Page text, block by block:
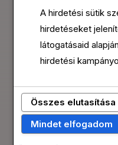
DAN O'CONNOR
Personal Trainer
A hirdetési sütik
hirdetéseket
látogatásaid
hirdetési
Összes elutasítása
Mindet elfogadom